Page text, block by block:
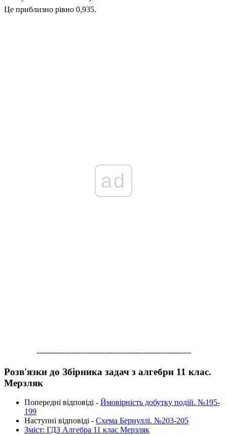
Це приблизно рівно 0,935.
ad
-------------------------------------------------------------
Розв'язки до Збірника задач з алгебри 11 клас.
Мерзляк
Попередні відповіді - Ймовірність добутку подій. №195-
199
Наступні відповіді - Схема Бернуллі. №203-205
Зміст: ГДЗ Алгебра 11 клас Мерзляк